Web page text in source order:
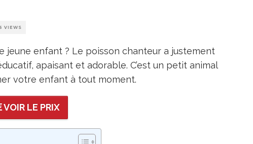
VIEWS
jeune enfant ? Le poisson chanteur a justement
apaisant et adorable. C’est un petit animal
votre enfant à tout moment.
VOIR LE PRIX